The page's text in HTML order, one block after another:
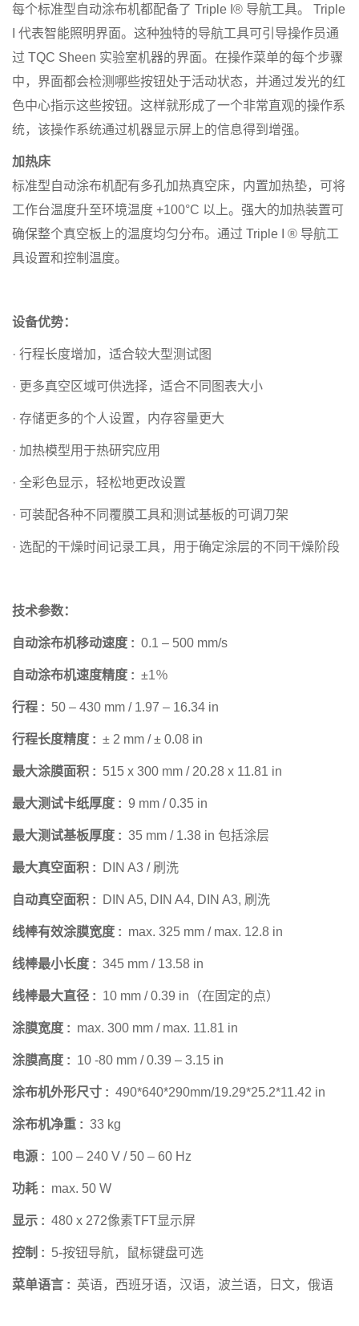
每个标准型自动涂布机都配备了 Triple I® 导航工具。 Triple
I 代表智能照明界面。这种独特的导航工具可引导操作员通
过 TQC Sheen 实验室机器的界面。在操作菜单的每个步骤
中，界面都会检测哪些按钮处于活动状态，并通过发光的红
色中心指示这些按钮。这样就形成了一个非常直观的操作系
统，该操作系统通过机器显示屏上的信息得到增强。
加热床
标准型自动涂布机配有多孔加热真空床，内置加热垫，可将
工作台温度升至环境温度 +100°C 以上。强大的加热装置可
确保整个真空板上的温度均匀分布。通过 Triple I ® 导航工
具设置和控制温度。
设备优势：
· 行程长度增加，适合较大型测试图
· 更多真空区域可供选择，适合不同图表大小
· 存储更多的个人设置，内存容量更大
· 加热模型用于热研究应用
· 全彩色显示，轻松地更改设置
· 可装配各种不同覆膜工具和测试基板的可调刀架
· 选配的干燥时间记录工具，用于确定涂层的不同干燥阶段
技术参数：
自动涂布机移动速度 : 0.1 – 500 mm/s
自动涂布机速度精度 : ±1％
行程 : 50 – 430 mm / 1.97 – 16.34 in
行程长度精度 : ± 2 mm / ± 0.08 in
最大涂膜面积 : 515 x 300 mm / 20.28 x 11.81 in
最大测试卡纸厚度 : 9 mm / 0.35 in
最大测试基板厚度 : 35 mm / 1.38 in 包括涂层
最大真空面积 : DIN A3 / 刷洗
自动真空面积 : DIN A5, DIN A4, DIN A3, 刷洗
线棒有效涂膜宽度 : max. 325 mm / max. 12.8 in
线棒最小长度 : 345 mm / 13.58 in
线棒最大直径 : 10 mm / 0.39 in（在固定的点）
涂膜宽度 : max. 300 mm / max. 11.81 in
涂膜高度 : 10 -80 mm / 0.39 – 3.15 in
涂布机外形尺寸 : 490*640*290mm/19.29*25.2*11.42 in
涂布机净重 : 33 kg
电源 : 100 – 240 V / 50 – 60 Hz
功耗 : max. 50 W
显示 : 480 x 272像素TFT显示屏
控制 : 5-按钮导航，鼠标键盘可选
菜单语言 : 英语，西班牙语，汉语，波兰语，日文，俄语